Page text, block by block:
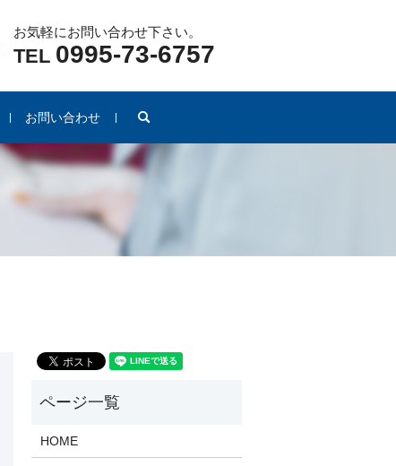
お気軽にお問い合わせ下さい。
TEL 0995-73-6757
お問い合わせ
HOME